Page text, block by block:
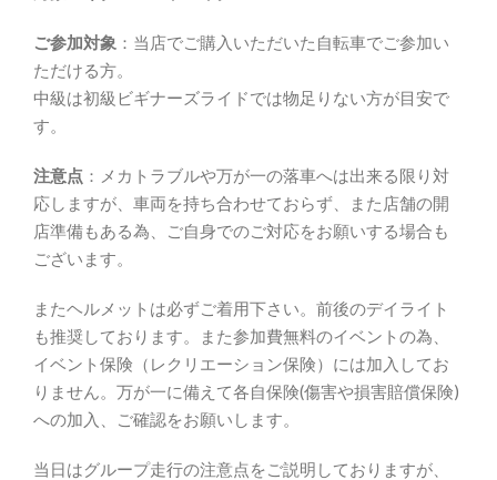
ご参加対象 ：当店でご購入いただいた自転車でご参加い
ただける方。
中級は初級ビギナーズライドでは物足りない方が目安で
す。
注意点 ：メカトラブルや万が一の落車へは出来る限り対
応しますが、車両を持ち合わせておらず、また店舗の開
店準備もある為、ご自身でのご対応をお願いする場合も
ございます。
またヘルメットは必ずご着用下さい。前後のデイライト
も推奨しております。また参加費無料のイベントの為、
イベント保険（レクリエーション保険）には加入してお
りません。万が一に備えて各自保険(傷害や損害賠償保険)
への加入、ご確認をお願いします。
当日はグループ走行の注意点をご説明しておりますが、